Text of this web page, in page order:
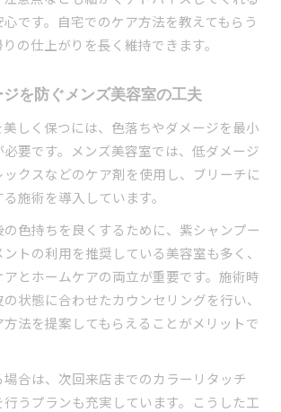
です。自宅でのケア方法を教えてもらう
の仕上がりを長く維持できます。
を防ぐメンズ美容室の工夫
しく保つには、色落ちやダメージを最小
要です。メンズ美容室では、低ダメージ
クスなどのケア剤を使用し、ブリーチに
施術を導入しています。
色持ちを良くするために、紫シャンプー
トの利用を推奨している美容室も多く、
とホームケアの両立が重要です。施術時
状態に合わせたカウンセリングを行い、
法を提案してもらえることがメリットで
合は、次回来店までのカラーリタッチ
うプランも充実しています。こうした工